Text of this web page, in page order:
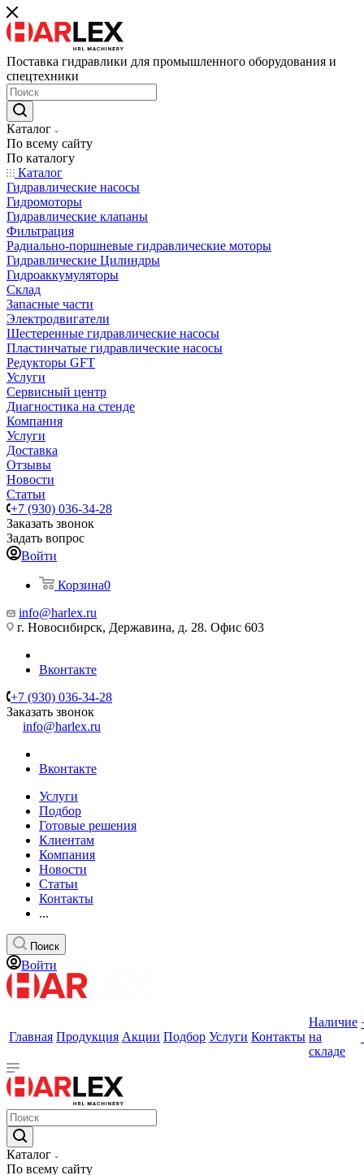
Поставка гидравлики для промышленного оборудования и
спецтехники
Каталог
По всему сайту
По каталогу
Каталог
Гидравлические насосы
Гидромоторы
Гидравлические клапаны
Фильтрация
Радиально-поршневые гидравлические моторы
Гидравлические Цилиндры
Гидроаккумуляторы
Склад
Запасные части
Электродвигатели
Шестеренные гидравлические насосы
Пластинчатые гидравлические насосы
Редукторы GFT
Услуги
Сервисный центр
Диагностика на стенде
Компания
Услуги
Доставка
Отзывы
Новости
Статьи
+7 (930) 036-34-28
Заказать звонок
Задать вопрос
Войти
Корзина0
info@harlex.ru
г. Новосибирск, Державина, д. 28. Офис 603
Вконтакте
+7 (930) 036-34-28
Заказать звонок
info@harlex.ru
Вконтакте
Услуги
Подбор
Готовые решения
Клиентам
Компания
Новости
Статьи
Контакты
...
Поиск
Войти
Главная Продукция Акции Подбор Услуги Контакты
Наличие
на
складе
Каталог
По всему сайту